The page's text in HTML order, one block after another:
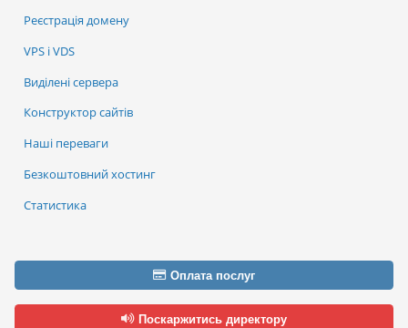
Реєстрація домену
VPS і VDS
Виділені сервера
Конструктор сайтів
Наші переваги
Безкоштовний хостинг
Статистика
Оплата послуг
Поскаржитись директору